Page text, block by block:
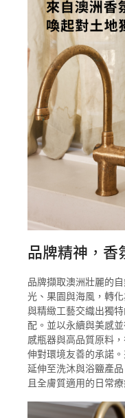
品牌精神，香
品牌擷取澳洲壯麗的
光、果園與海風，轉
與精緻工藝交織出獨
配。並以永續與美感
感瓶器與高品質原料
伸對環境友善的承諾
延伸至洗沐與浴鹽產
且全膚質適用的日常療